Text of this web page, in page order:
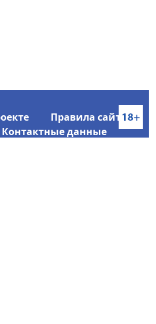
Правила сайта
Контактные данные